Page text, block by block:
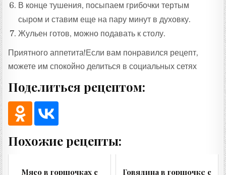
В конце тушения, посыпаем грибочки тертым
сыром и ставим еще на пару минут в духовку.
Жульен готов, можно подавать к столу.
Приятного аппетита!Если вам понравился рецепт,
можете им спокойно делиться в социальных сетях
Поделиться рецептом:
Похожие рецепты:
Мясо в горшочках с
Говядина в горшочке с